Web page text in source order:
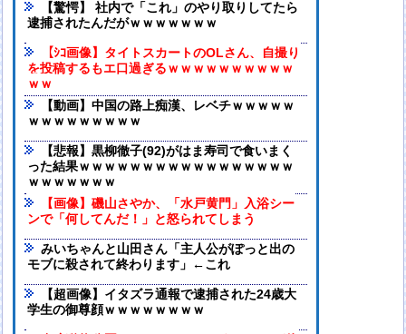
【驚愕】 社内で「これ」のやり取りしてたら
逮捕されたんだがｗｗｗｗｗｗｗ
【ｼｺ画像】タイトスカートのOLさん、自撮り
を投稿するもエ口過ぎるｗｗｗｗｗｗｗｗｗｗ
ｗｗ
【動画】中国の路上痴漢、レベチｗｗｗｗｗ
ｗｗｗｗｗｗｗｗｗ
【悲報】黒柳徹子(92)がはま寿司で食いまく
った結果ｗｗｗｗｗｗｗｗｗｗｗｗｗｗｗｗｗ
ｗｗｗｗｗｗｗ
【画像】磯山さやか、「水戸黄門」入浴シー
ンで「何してんだ！」と怒られてしまう
みいちゃんと山田さん「主人公がぽっと出の
モブに殺されて終わります」←これ
【超画像】イタズラ通報で逮捕された24歳大
学生の御尊顔ｗｗｗｗｗｗｗｗ